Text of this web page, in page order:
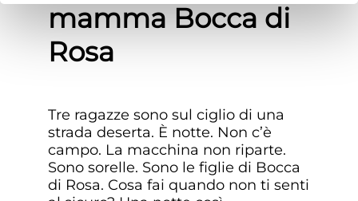
mamma Bocca di
Rosa
Tre ragazze sono sul ciglio di una
strada deserta. È notte. Non c’è
campo. La macchina non riparte.
Sono sorelle. Sono le figlie di Bocca
di Rosa. Cosa fai quando non ti senti